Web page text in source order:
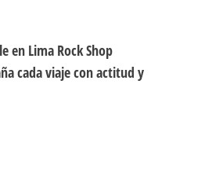
en Lima Rock Shop
cada viaje con actitud y